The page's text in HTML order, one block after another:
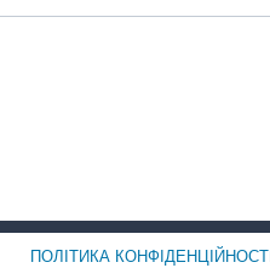
ПОЛІТИКА КОНФІДЕНЦІЙНОСТІ